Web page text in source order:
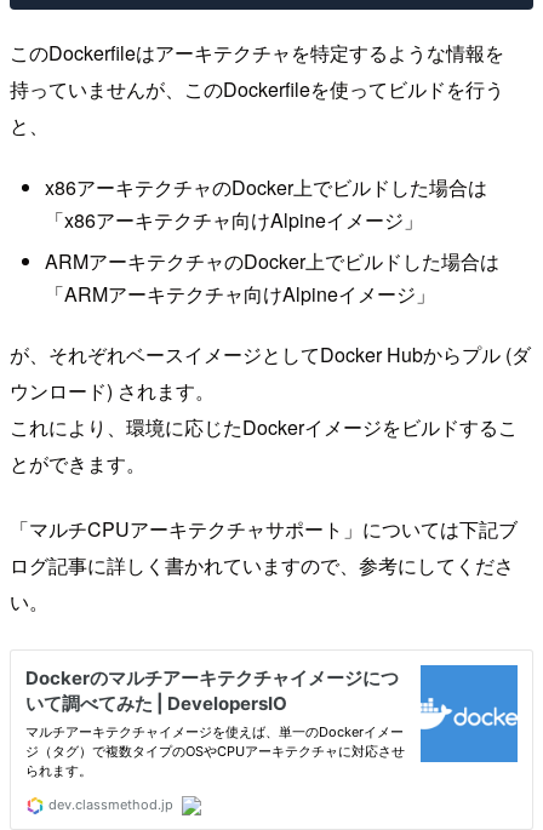
このDockerfileはアーキテクチャを特定するような情報を
持っていませんが、このDockerfileを使ってビルドを行う
と、
x86アーキテクチャのDocker上でビルドした場合は
「x86アーキテクチャ向けAlpineイメージ」
ARMアーキテクチャのDocker上でビルドした場合は
「ARMアーキテクチャ向けAlpineイメージ」
が、それぞれベースイメージとしてDocker Hubからプル (ダ
ウンロード) されます。
これにより、環境に応じたDockerイメージをビルドするこ
とができます。
「マルチCPUアーキテクチャサポート」については下記ブ
ログ記事に詳しく書かれていますので、参考にしてくださ
い。